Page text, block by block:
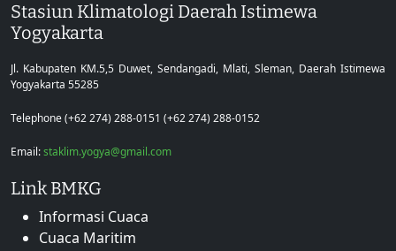
Stasiun Klimatologi Daerah Istimewa
Yogyakarta
Jl. Kabupaten KM.5,5 Duwet, Sendangadi, Mlati, Sleman, Daerah Istimewa
Yogyakarta 55285
Telephone (+62 274) 288-0151 (+62 274) 288-0152
Email:staklim.yogya@gmail.com
Link BMKG
Informasi Cuaca
Cuaca Maritim